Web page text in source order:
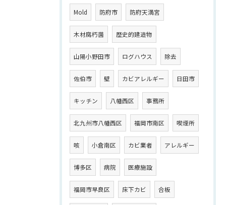
Mold 防府市 防府天満宮
木材腐朽菌 歴史的建造物
山陽小野田市 ログハウス 除去
佐伯市 壁 カビアレルギー 日田市
キッチン 八幡西区 事務所
北九州市八幡西区 福岡市南区 喫煙所
咳 小倉南区 カビ業者 アレルギー
博多区 病院 医療施設
福岡市早良区 床下カビ 合板